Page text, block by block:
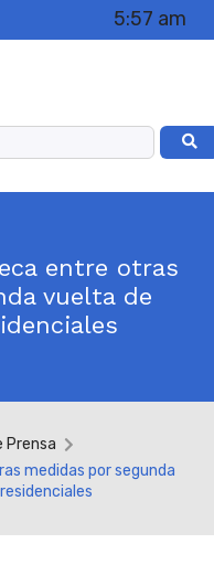
5:57 am
entre otras
vuelta de
Prensa
medidas por segunda